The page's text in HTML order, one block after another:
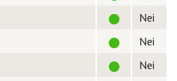
Nei
Nei
Nei